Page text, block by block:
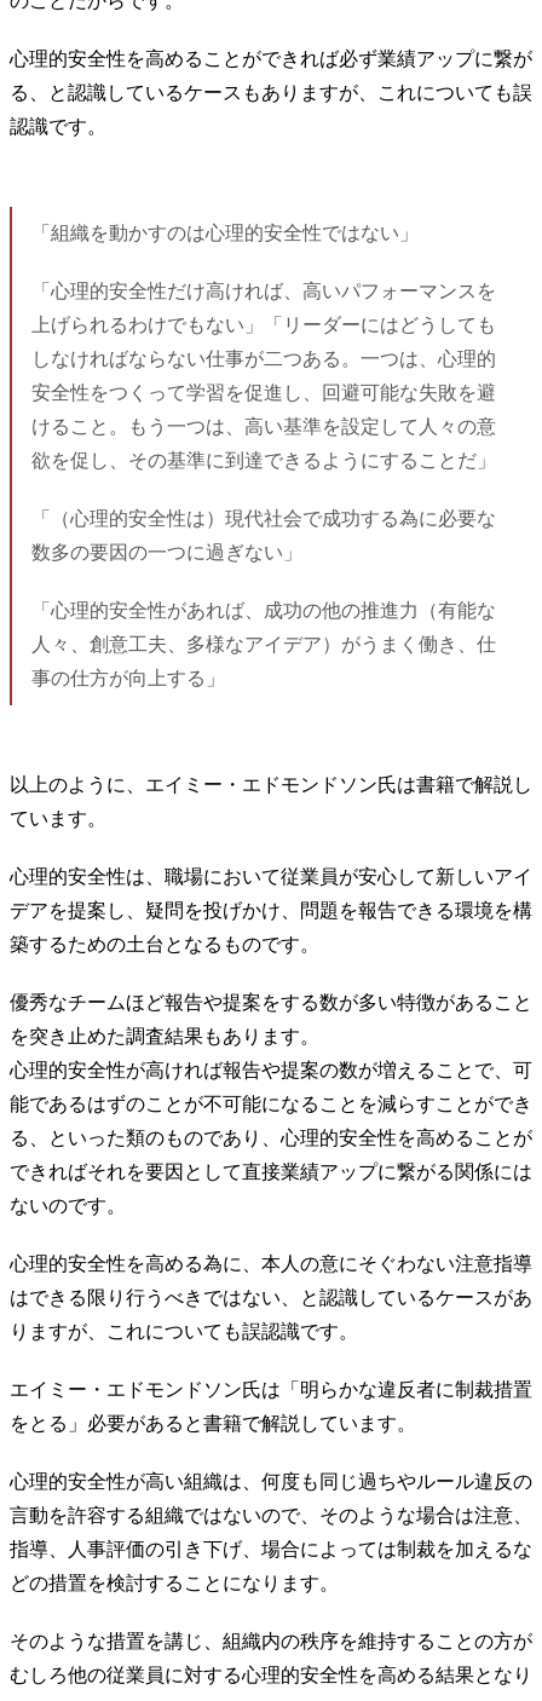
心理的安全性を高めることができれば必ず業績アップに繋が
る、と認識しているケースもありますが、これについても誤
認識です。
「組織を動かすのは心理的安全性ではない」
「心理的安全性だけ高ければ、高いパフォーマンスを
上げられるわけでもない」「リーダーにはどうしても
しなければならない仕事が二つある。一つは、心理的
安全性をつくって学習を促進し、回避可能な失敗を避
けること。もう一つは、高い基準を設定して人々の意
欲を促し、その基準に到達できるようにすることだ」
「（心理的安全性は）現代社会で成功する為に必要な
数多の要因の一つに過ぎない」
「心理的安全性があれば、成功の他の推進力（有能な
人々、創意工夫、多様なアイデア）がうまく働き、仕
事の仕方が向上する」
以上のように、エイミー・エドモンドソン氏は書籍で解説し
ています。
心理的安全性は、職場において従業員が安心して新しいアイ
デアを提案し、疑問を投げかけ、問題を報告できる環境を構
築するための土台となるものです。
優秀なチームほど報告や提案をする数が多い特徴があること
を突き止めた調査結果もあります。
心理的安全性が高ければ報告や提案の数が増えることで、可
能であるはずのことが不可能になることを減らすことができ
る、といった類のものであり、心理的安全性を高めることが
できればそれを要因として直接業績アップに繋がる関係には
ないのです。
心理的安全性を高める為に、本人の意にそぐわない注意指導
はできる限り行うべきではない、と認識しているケースがあ
りますが、これについても誤認識です。
エイミー・エドモンドソン氏は「明らかな違反者に制裁措置
をとる」必要があると書籍で解説しています。
心理的安全性が高い組織は、何度も同じ過ちやルール違反の
言動を許容する組織ではないので、そのような場合は注意、
指導、人事評価の引き下げ、場合によっては制裁を加えるな
どの措置を検討することになります。
そのような措置を講じ、組織内の秩序を維持することの方が
むしろ他の従業員に対する心理的安全性を高める結果となり